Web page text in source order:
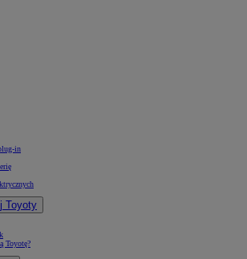
in
Toyoty
Toyotę?